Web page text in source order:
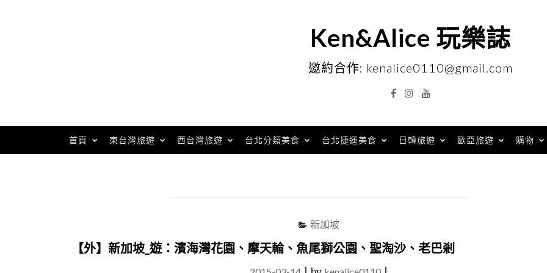
Ken&Alice 玩樂誌
邀約合作: kenalice0110@gmail.com
FacebookInstagramYouTube
首頁 東台灣旅遊 西台灣旅遊 台北分類美食 台北捷運美食 日韓旅遊 歐亞旅遊 購物
新加坡
【外】新加坡_遊：濱海灣花園、摩天輪、魚尾獅公園、聖淘沙、老巴剎